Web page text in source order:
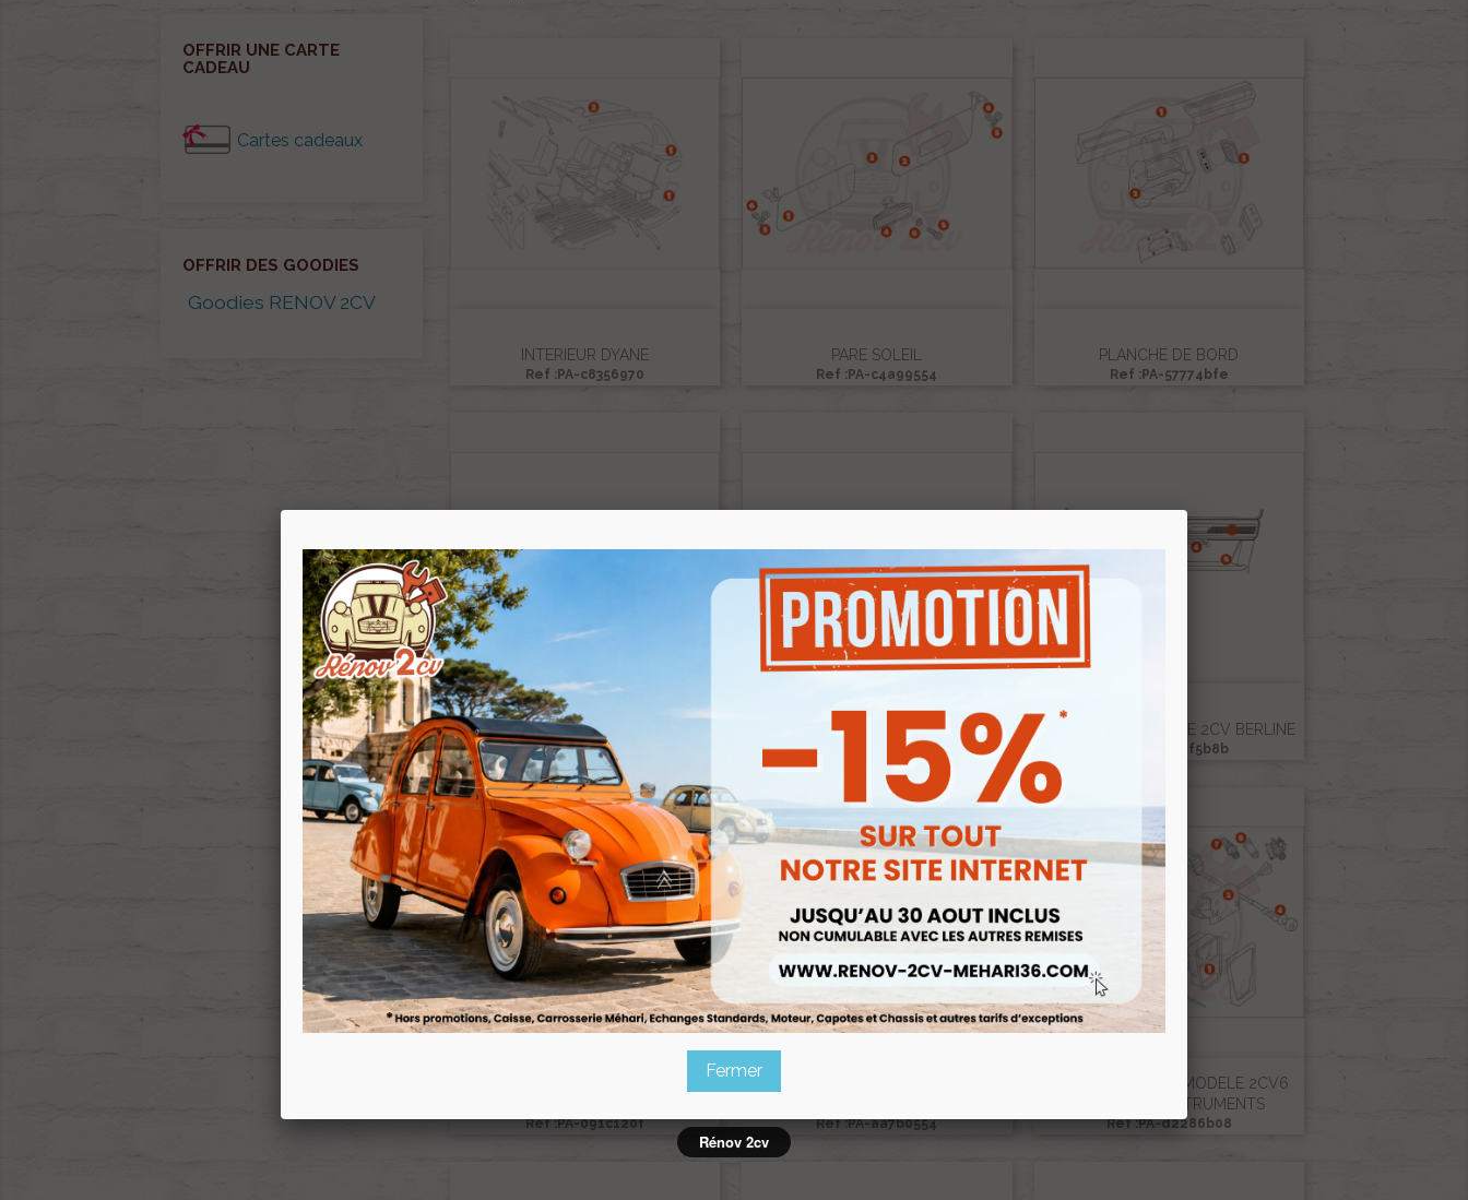
OFFRIR UNE CARTE
CADEAU
Cartes cadeaux
OFFRIR DES GOODIES
Goodies RENOV 2CV
INTERIEUR DYANE
Ref :PA-c8356970
PARE SOLEIL
Ref :PA-c4a99554
PLANCHE DE BORD
Ref :PA-57774bfe
POSTE DE CONDUITE AK400
Ref :PA-b9be656b
POSTE DE CONDUITE AK250
Ref :PA-4cb0267e
POSTE DE CONDUITE 2CV BERLINE
Ref :PA-967f5b8b
Ref :PA-091c120f Ref :PA-aa7b0554
COMPTEUR PETIT MODELE 2CV6
SPECIAL ET INSTRUMENTS
Ref :PA-d2286b08
Fermer
Rénov 2cv